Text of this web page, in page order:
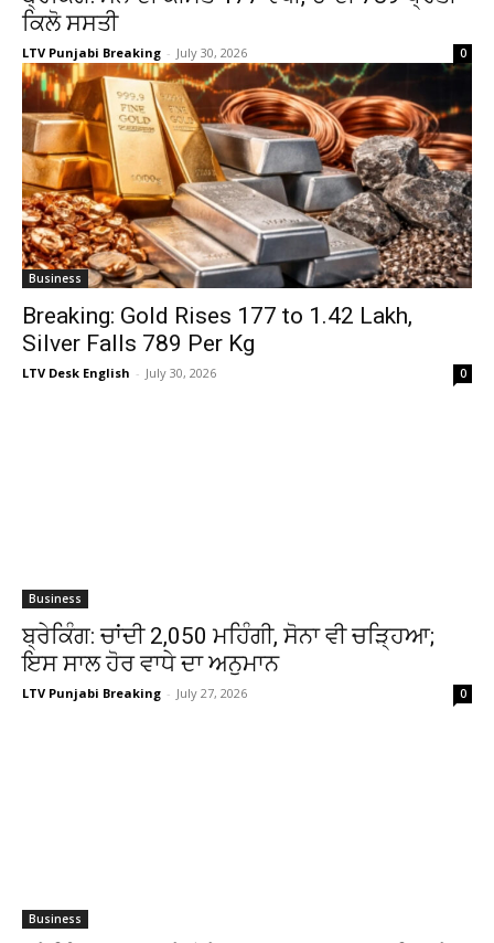
ਕਿਲੋ ਸਸਤੀ
LTV Punjabi Breaking - July 30, 2026 0
Business
Breaking: Gold Rises ₹177 to ₹1.42 Lakh,
Silver Falls ₹789 Per Kg
LTV Desk English - July 30, 2026 0
Business
ਬ੍ਰੇਕਿੰਗ: ਚਾਂਦੀ ₹2,050 ਮਹਿੰਗੀ, ਸੋਨਾ ਵੀ ਚੜ੍ਹਿਆ;
ਇਸ ਸਾਲ ਹੋਰ ਵਾਧੇ ਦਾ ਅਨੁਮਾਨ
LTV Punjabi Breaking - July 27, 2026 0
Business